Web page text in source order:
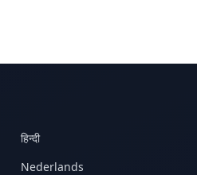
हिन्दी
Nederlands